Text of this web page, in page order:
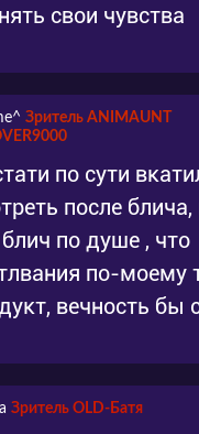
свои чувства
Зритель ANIMAUNT
по сути
после
по душе , что
по-моему
вечность бы
Зритель OLD-Батя